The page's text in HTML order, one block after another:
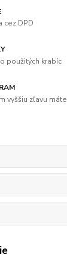
cez DPD
použitých krabíc
vyššiu zľavu máte